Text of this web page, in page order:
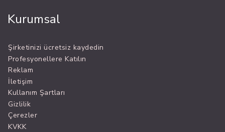
Kurumsal
Şirketinizi ücretsiz kaydedin
Profesyonellere Katılın
Reklam
İletişim
Kullanım Şartları
Gizlilik
Çerezler
KVKK